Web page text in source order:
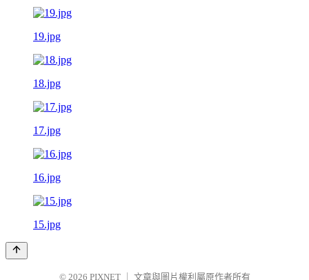
19.jpg
18.jpg
17.jpg
16.jpg
15.jpg
© 2026 PIXNET 文章與圖片權利屬原作者所有